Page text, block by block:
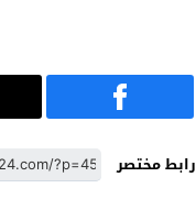
رابط مختصر